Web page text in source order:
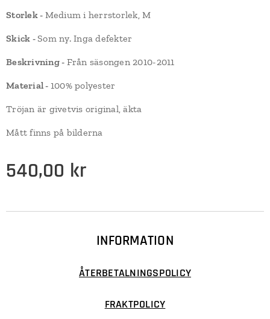
Storlek - Medium i herrstorlek, M
Skick - Som ny. Inga defekter
Beskrivning - Från säsongen 2010-2011
Material - 100% polyester
Tröjan är givetvis original, äkta
Mått finns på bilderna
540,00 kr
INFORMATION
ÅTERBETALNINGSPOLICY
FRAKTPOLICY